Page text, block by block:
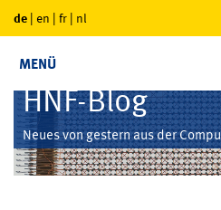
de | en | fr | nl
MENÜ
HNF-Blog
Neues von gestern aus der